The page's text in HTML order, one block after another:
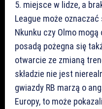
5. miejsce w lidze, a
League może
Nkunku czy Olmo
posadą pożegna się
otwarcie ze zmianą
składzie nie jest
gwiazdy RB marzą o
Europy, to może